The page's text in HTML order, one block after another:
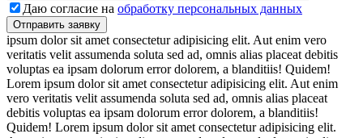
Даю согласие на обработку персональных данных
ipsum dolor sit amet consectetur adipisicing elit. Aut enim vero
veritatis velit assumenda soluta sed ad, omnis alias placeat debitis
voluptas ea ipsam dolorum error dolorem, a blanditiis! Quidem!
Lorem ipsum dolor sit amet consectetur adipisicing elit. Aut enim
vero veritatis velit assumenda soluta sed ad, omnis alias placeat
debitis voluptas ea ipsam dolorum error dolorem, a blanditiis!
Quidem! Lorem ipsum dolor sit amet consectetur adipisicing elit.